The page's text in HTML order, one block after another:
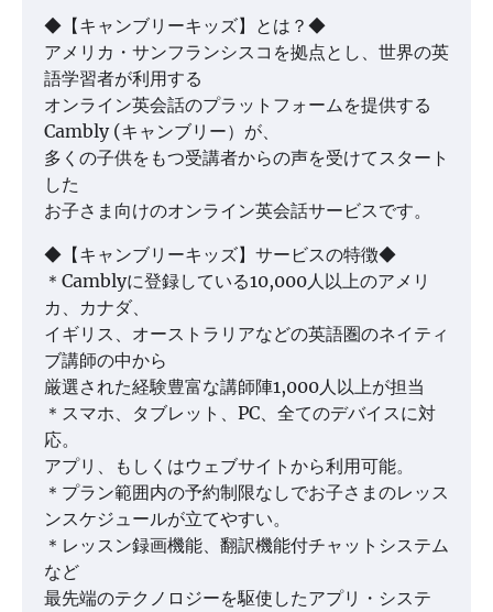
◆【キャンブリーキッズ】とは？◆
アメリカ・サンフランシスコを拠点とし、世界の英
語学習者が利用する
オンライン英会話のプラットフォームを提供する
Cambly (キャンブリー）が、
多くの子供をもつ受講者からの声を受けてスタート
した
お子さま向けのオンライン英会話サービスです。
◆【キャンブリーキッズ】サービスの特徴◆
＊Camblyに登録している10,000人以上のアメリ
カ、カナダ、
イギリス、オーストラリアなどの英語圏のネイティ
ブ講師の中から
厳選された経験豊富な講師陣1,000人以上が担当
＊スマホ、タブレット、PC、全てのデバイスに対
応。
アプリ、もしくはウェブサイトから利用可能。
＊プラン範囲内の予約制限なしでお子さまのレッス
ンスケジュールが立てやすい。
＊レッスン録画機能、翻訳機能付チャットシステム
など
最先端のテクノロジーを駆使したアプリ・システ